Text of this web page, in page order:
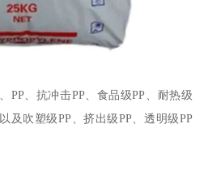
PP 、抗冲击PP 、食品级PP 、耐热级
以及吹塑级PP 、挤出级PP 、透明级PP